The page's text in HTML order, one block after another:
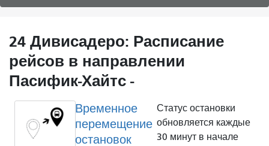
24 Дивисадеро: Расписание
рейсов в направлении
Пасифик-Хайтс -
Временное
перемещение
остановок
Статус остановки
обновляется каждые
30 минут в начале